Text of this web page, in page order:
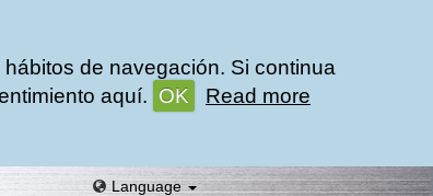
de navegación. Si continua
aquí. OK Read more
Language